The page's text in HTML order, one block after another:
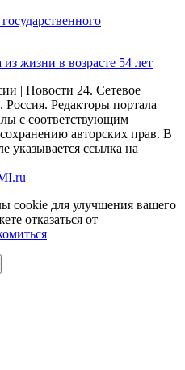
жизни в возрасте 54 лет
| Новости 24. Сетевое
Редакторы портала
с соответствующим
авторских прав. В
указывается ссылка на
cookie для улучшения вашего
отказаться от